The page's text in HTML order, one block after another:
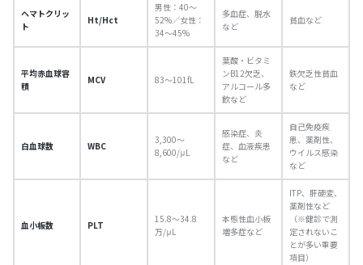
ヘマトクリッ
ト
Ht/Hct
男性：40〜
52%／女性：
34〜45%
多血症、脱水
など
貧血など
平均赤血球容
積
MCV 83〜101fL
葉酸・ビタミ
ンB12欠乏、
アルコール多
飲など
鉄欠乏性貧血
など
白血球数 WBC
3,300〜
8,600/μL
感染症、炎
症、血液疾患
など
自己免疫疾
患、薬剤性、
ウイルス感染
など
血小板数 PLT
15.8〜34.8
万/μL
本態性血小板
増多症など
ITP、肝硬変、
薬剤性など
（※健診で測
定されないこ
とが多い重要
項目）